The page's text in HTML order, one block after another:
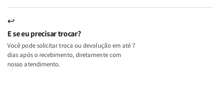
↩
E se eu precisar trocar?
Você pode solicitar troca ou devolução em até 7
dias após o recebimento, diretamente com
nosso atendimento.